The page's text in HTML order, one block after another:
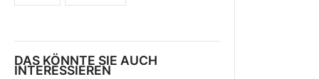
DAS KÖNNTE SIE AUCH
INTERESSIEREN